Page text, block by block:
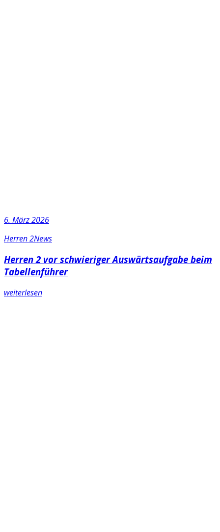
6. März 2026
Herren 2News
Herren 2 vor schwieriger Auswärtsaufgabe beim
Tabellenführer
weiterlesen